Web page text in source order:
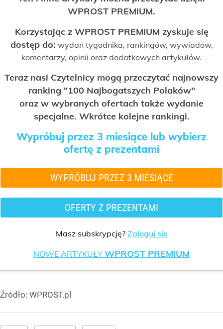
WPROST PREMIUM.
Korzystając z WPROST PREMIUM zyskuje się
dostęp do: wydań tygodnika, rankingów, wywiadów,
komentarzy, opinii oraz dodatkowych artykułów.
Teraz nasi Czytelnicy mogą przeczytać najnowszy
ranking "100 Najbogatszych Polaków"
oraz w wybranych ofertach także wydanie
specjalne. Wkrótce kolejne rankingi.
Wypróbuj przez 3 miesiące lub wybierz
ofertę z prezentami
WYPRÓBUJ PRZEZ 3 MIESIĄCE
OFERTY Z PREZENTAMI
Masz subskrypcję? Zaloguj się
NOWE ARTYKUŁY WPROST PREMIUM
Źródło: WPROST.pl